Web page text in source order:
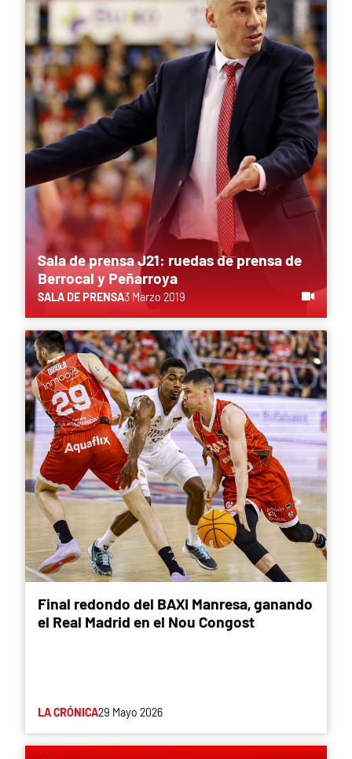
Sala de prensa J21: ruedas de prensa de
Berrocal y Peñarroya
SALA DE PRENSA3 Marzo 2019
Final redondo del BAXI Manresa, ganando
el Real Madrid en el Nou Congost
LA CRÓNICA29 Mayo 2026